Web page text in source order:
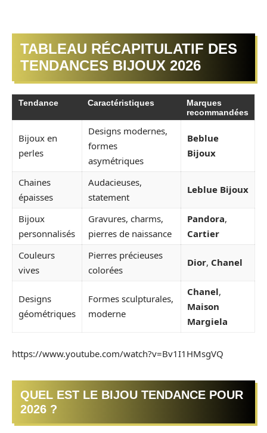
TABLEAU RÉCAPITULATIF DES
TENDANCES BIJOUX 2026
Tendance Caractéristiques
Marques
recommandées
Bijoux en
perles
Designs modernes,
formes
asymétriques
Beblue
Bijoux
Chaines
épaisses
Audacieuses,
statement
Leblue Bijoux
Bijoux
personnalisés
Gravures, charms,
pierres de naissance
Pandora,
Cartier
Couleurs
vives
Pierres précieuses
colorées
Dior, Chanel
Designs
géométriques
Formes sculpturales,
moderne
Chanel,
Maison
Margiela
https://www.youtube.com/watch?v=Bv1I1HMsgVQ
QUEL EST LE BIJOU TENDANCE POUR
2026 ?